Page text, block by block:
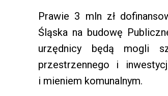
Prawie 3 mln zł
Śląska na budowę
urzędnicy będą mogli
przestrzennego i
i mieniem komunalnym.